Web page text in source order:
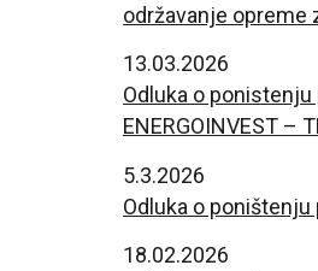
održavanje opreme
13.03.2026
Odluka o
ENERGOINVEST –
5.3.2026
Odluka o
18.02.2026